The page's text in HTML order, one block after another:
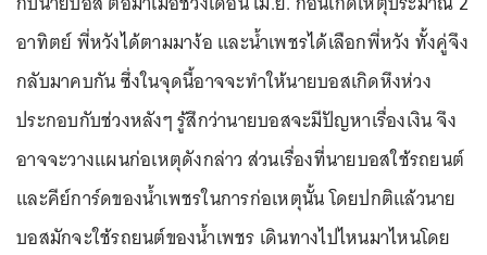
อาทิตย์ พี่หวังได้ตามมาง้อ และน้ำเพชรได้เลือกพี่หวัง ทั้งคู่จึง
กลับมาคบกัน ซึ่งในจุดนี้อาจจะทำให้นายบอสเกิดหึงห่วง
ประกอบกับช่วงหลังๆ รู้สึกว่านายบอสจะมีปัญหาเรื่องเงิน จึง
อาจจะวางแผนก่อเหตุดังกล่าว ส่วนเรื่องที่นายบอสใช้รถยนต์
และคีย์การ์ดของน้ำเพชรในการก่อเหตุนั้น โดยปกติแล้วนาย
บอสมักจะใช้รถยนต์ของน้ำเพชร เดินทางไปไหนมาไหนโดย